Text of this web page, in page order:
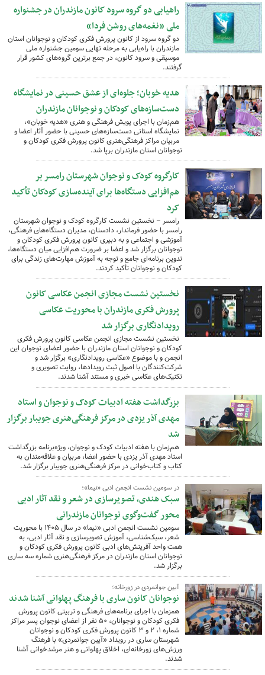
راهیابی دو گروه سرود کانون مازندران در جشنواره
ملی «نغمه‌های روشن فردا»
دو گروه سرود از کانون پرورش فکری کودکان و نوجوانان استان
مازندران با راه‌یابی به مرحله نهایی سومین جشنواره ملی
موسیقی و سرود کانون، در جمع برترین گروه‌های کشور قرار
گرفتند.
هدیه خوبان؛ جلوه‌ای از عشق حسینی در نمایشگاه
دست‌سازه‌های کودکان و نوجوانان مازندران
هم‌زمان با اجرای پویش فرهنگی و هنری «هدیه خوبان»،
نمایشگاه استانی دست‌سازه‌های حسینی با حضور آثار اعضا و
مربیان مراکز فرهنگی‌هنری کانون پرورش فکری کودکان و
نوجوانان استان مازندران برپا شد.
کارگروه کودک و نوجوان شهرستان رامسر بر
هم‌افزایی دستگاه‌ها برای آینده‌سازی کودکان تأکید
کرد
رامسر – نخستین نشست کارگروه کودک و نوجوان شهرستان
رامسر با حضور فرماندار، دادستان، مدیران دستگاه‌های فرهنگی،
آموزشی و اجتماعی و به دبیری کانون پرورش فکری کودکان و
نوجوانان برگزار شد و اعضا بر ضرورت هم‌افزایی میان دستگاه‌ها،
تدوین برنامه‌ای جامع و توجه به آموزش مهارت‌های زندگی برای
کودکان و نوجوانان تأکید کردند.
نخستین نشست مجازی انجمن عکاسی کانون
پرورش فکری مازندران با محوریت عکاسی
رویدادنگاری برگزار شد
نخستین نشست مجازی انجمن عکاسی کانون پرورش فکری
کودکان و نوجوانان استان مازندران با حضور اعضای نوجوان این
انجمن و با موضوع «عکاسی رویدادنگاری» برگزار شد و
شرکت‌کنندگان با اصول ثبت رویدادها، روایت تصویری و
تکنیک‌های عکاسی خبری و مستند آشنا شدند.
بزرگداشت هفته ادبیات کودک و نوجوان و استاد
مهدی آذر یزدی در مرکز فرهنگی‌هنری جویبار برگزار
شد
هم‌زمان با هفته ادبیات کودک و نوجوان، ویژه‌برنامه بزرگداشت
استاد مهدی آذر یزدی با حضور اعضا، مربیان و علاقه‌مندان به
کتاب و کتاب‌خوانی در مرکز فرهنگی‌هنری جویبار برگزار شد.
در سومین نشست انجمن ادبی «نیما»؛
سبک هندی، تصویرسازی در شعر و نقد آثار ادبی
محور گفت‌وگوی نوجوانان مازندرانی
سومین نشست انجمن ادبی «نیما» در سال ۱۴۰۵ با محوریت
شعر، سبک‌شناسی، آموزش تصویرسازی و نقد آثار ادبی، به
همت واحد آفرینش‌های ادبی کانون پرورش فکری کودکان و
نوجوانان استان مازندران در مرکز فرهنگی‌هنری شماره سه ساری
برگزار شد.
آیین جوانمردی در زورخانه؛
نوجوانان کانون ساری با فرهنگ پهلوانی آشنا شدند
همزمان با اجرای برنامه‌های فرهنگی و تربیتی کانون پرورش
فکری کودکان و نوجوانان، ۵۰ نفر از اعضای نوجوان پسر مراکز
شماره ۱، ۲ و ۳ کانون پرورش فکری کودکان و نوجوانان
شهرستان ساری در رویداد «آیین جوانمردی» با فرهنگ
ورزش‌های زورخانه‌ای، اخلاق پهلوانی و هنر مرشدخوانی آشنا
شدند.